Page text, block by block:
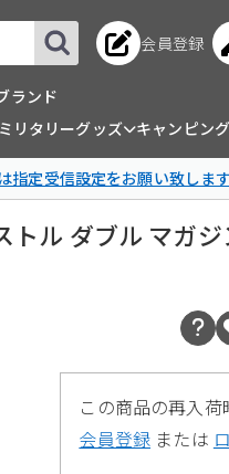
会員登録
ランド
リタリーグッズ キャンピン
定受信設定をお願い致します
ル ダブル マガ
この商品の再入
会員登録 または